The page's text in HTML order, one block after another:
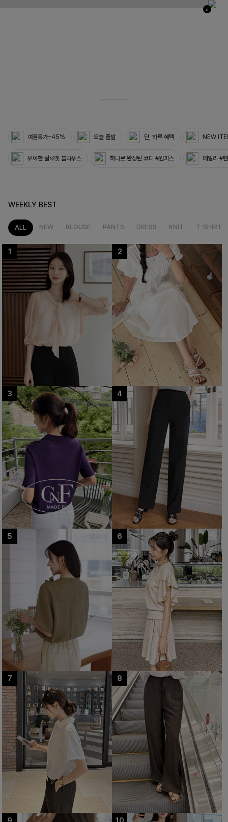
0
여름특가~45% 오늘 출발 단, 하루 혜택 NEW
우아한 실루엣 블라우스 하나로 완성된 코디 #원피스 데일리 #
WEEKLY BEST
ALL NEW BLOUSE PANTS DRESS KNIT T-SHIRT